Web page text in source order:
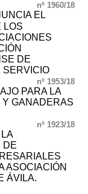
nº 1960/18
EL
LOS
DE
SERVICIO
nº 1953/18
PARA LA
GANADERAS
nº 1923/18
DE
ASOCIACIÓN
ÁVILA.